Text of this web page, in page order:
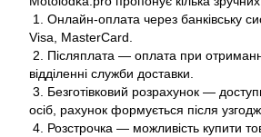
1. Онлайн-оплата через банківську
Visa, MasterCard.
2. Післяплата — оплата при
відділенні служби доставки.
3. Безготівковий розрахунок —
осіб, рахунок формується після
4. Розстрочка — можливість купити